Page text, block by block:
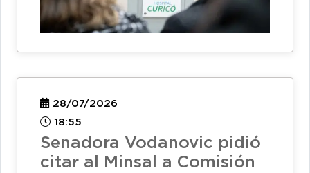
28/07/2026
18:55
Senadora Vodanovic pidió
citar al Minsal a Comisión